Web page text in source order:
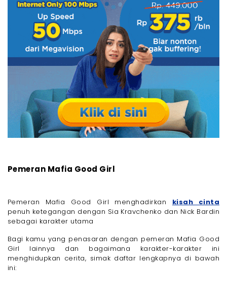
Pemeran Mafia Good Girl
Pemeran Mafia Good Girl menghadirkan kisah cinta
penuh ketegangan dengan Sia Kravchenko dan Nick Bardin
sebagai karakter utama
Bagi kamu yang penasaran dengan pemeran Mafia Good
Girl lainnya dan bagaimana karakter-karakter ini
menghidupkan cerita, simak daftar lengkapnya di bawah
ini: